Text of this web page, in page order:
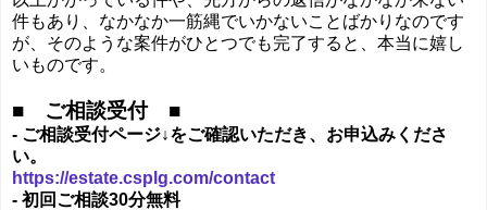
件もあり、なかなか一筋縄でいかないことばかりなのです
が、そのような案件がひとつでも完了すると、本当に嬉し
いものです。
■ ご相談受付 ■
- ご相談受付ページ↓をご確認いただき、お申込みくださ
い。
https://estate.csplg.com/contact
- 初回ご相談30分無料